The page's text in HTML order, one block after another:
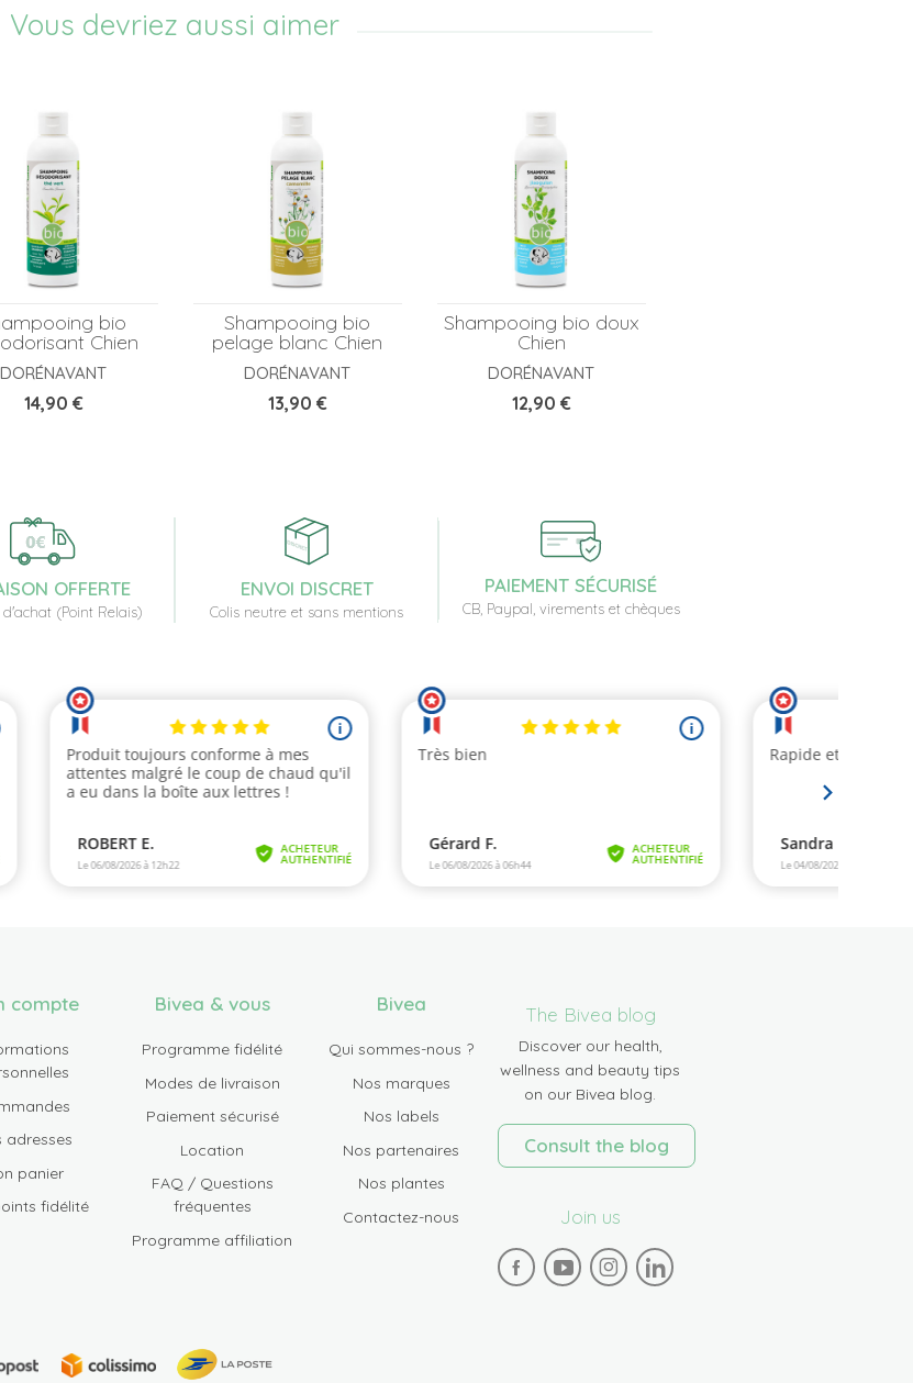
Vous devriez aussi aimer
bio
Chien
DORÉNAVANT
Prix
14,90 €
Shampooing bio
pelage blanc Chien
DORÉNAVANT
Prix
13,90 €
Shampooing bio doux
Chien
DORÉNAVANT
Prix
12,90 €
OFFERTE
(Point Relais)
ENVOI DISCRET
Colis neutre et sans mentions
PAIEMENT SÉCURISÉ
CB, Paypal, virements et chèques
compte
adresses
panier
fidélité
Bivea & vous
Programme fidélité
Modes de livraison
Paiement sécurisé
Location
FAQ / Questions
fréquentes
Programme affiliation
Bivea
Qui sommes-nous ?
Nos marques
Nos labels
Nos partenaires
Nos plantes
Contactez-nous
The Bivea blog
Discover our health,
wellness and beauty tips
on our Bivea blog.
Consult the blog
Join us